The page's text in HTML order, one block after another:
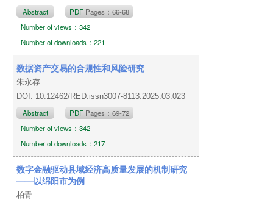
Abstract PDF Pages：66-68
Number of views：342
Number of downloads：221
数据资产交易的合规性和风险研究
朱永存
DOI: 10.12462/RED.issn3007-8113.2025.03.023
Abstract PDF Pages：69-72
Number of views：342
Number of downloads：217
数字金融驱动县域经济高质量发展的机制研究
——以绵阳市为例
柏青